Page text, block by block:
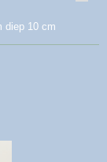
diep 10 cm